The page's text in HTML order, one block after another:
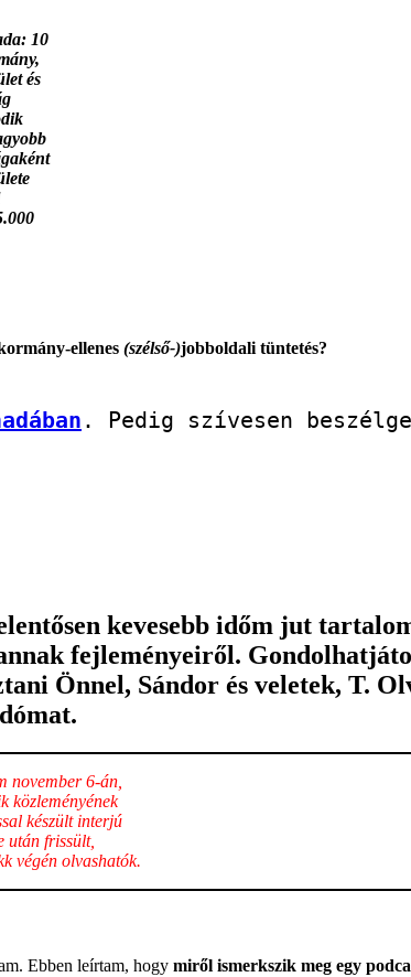
10
és
ellenes (szélső-)jobboldali tüntetés?
. Pedig szívesen
kevesebb időm jut
fejleményeiről.
Önnel, Sándor és veletek, T.
november 6-án,
közleményének
készült interjú
után frissült,
végén olvashatók.
Ebben leírtam, hogy miről ismerkszik meg egy